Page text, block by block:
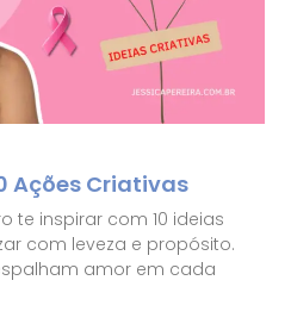
Ações Criativas
te inspirar com 10 ideias
com leveza e propósito.
amor em cada